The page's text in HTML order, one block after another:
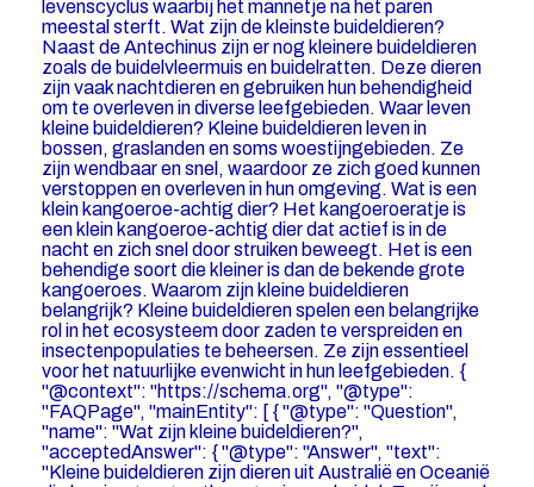
levenscyclus waarbij het mannetje na het paren
meestal sterft. Wat zijn de kleinste buideldieren?
Naast de Antechinus zijn er nog kleinere buideldieren
zoals de buidelvleermuis en buidelratten. Deze dieren
zijn vaak nachtdieren en gebruiken hun behendigheid
om te overleven in diverse leefgebieden. Waar leven
kleine buideldieren? Kleine buideldieren leven in
bossen, graslanden en soms woestijngebieden. Ze
zijn wendbaar en snel, waardoor ze zich goed kunnen
verstoppen en overleven in hun omgeving. Wat is een
klein kangoeroe-achtig dier? Het kangoeroeratje is
een klein kangoeroe-achtig dier dat actief is in de
nacht en zich snel door struiken beweegt. Het is een
behendige soort die kleiner is dan de bekende grote
kangoeroes. Waarom zijn kleine buideldieren
belangrijk? Kleine buideldieren spelen een belangrijke
rol in het ecosysteem door zaden te verspreiden en
insectenpopulaties te beheersen. Ze zijn essentieel
voor het natuurlijke evenwicht in hun leefgebieden. {
"@context": "https://schema.org", "@type":
"FAQPage", "mainEntity": [ { "@type": "Question",
"name": "Wat zijn kleine buideldieren?",
"acceptedAnswer": { "@type": "Answer", "text":
"Kleine buideldieren zijn dieren uit Australië en Oceanië